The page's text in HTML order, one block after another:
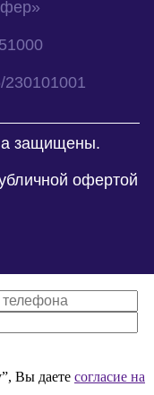
защищены.
офертой
Вы даете согласие на